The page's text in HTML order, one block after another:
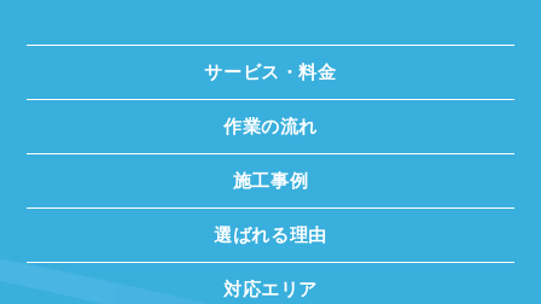
サービス・料金
作業の流れ
施工事例
選ばれる理由
対応エリア